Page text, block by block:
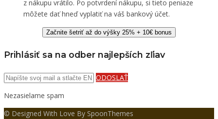
z nákupu vrátilo. Po potvrdení nákupu, si tieto peniaze
môžete dať hneď vyplatiť na váš bankový účet.
Začnite šetriť až do výšky 25% + 10€ bonus
Prihlásiť sa na odber najlepších zľiav
ODOSLAŤ
Nezasielame spam
© Designed With Love By SpoonThemes